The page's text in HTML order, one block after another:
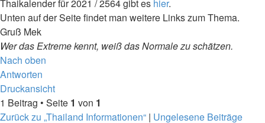
Thaikalender für 2021 / 2564 gibt es hier.
Unten auf der Seite findet man weitere Links zum Thema.
Gruß Mek
Wer das Extreme kennt, weiß das Normale zu schätzen.
Nach oben
Antworten
Druckansicht
1 Beitrag • Seite 1 von 1
Zurück zu „Thailand Informationen“ | Ungelesene Beiträge